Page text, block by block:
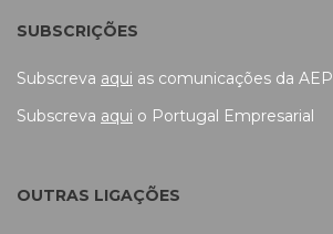
SUBSCRIÇÕES
Subscreva aqui as comunicações da AEP
Subscreva aqui o Portugal Empresarial
OUTRAS LIGAÇÕES